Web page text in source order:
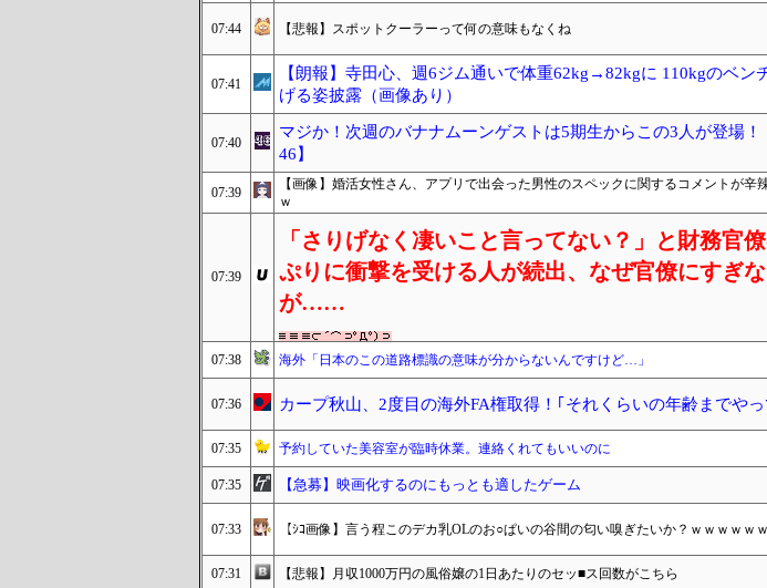
07:44 【悲報】スポットクーラーって何の意味もなくね
07:41
【朗報】寺田心、週6ジム通いで体重62kg→82kgに 110kgのベン
げる姿披露（画像あり）
07:40
マジか！次週のバナナムーンゲストは5期生からこの3人が登場！
46】
07:39
【画像】婚活女性さん、アプリで出会った男性のスペックに関するコメントが辛
ｗ
07:39
「さりげなく凄いこと言ってない？」と財務官
ぷりに衝撃を受ける人が続出、なぜ官僚にすぎ
が……
07:38 海外「日本のこの道路標識の意味が分からないんですけど…」
07:36 カープ秋山、2度目の海外FA権取得！｢それくらいの年齢までや
07:35 予約していた美容室が臨時休業。連絡くれてもいいのに
07:35 【急募】映画化するのにもっとも適したゲーム
07:33 【ｼｺ画像】言う程このデカ乳OLのお○ぱいの谷間の匂い嗅ぎたいか？ｗｗｗｗｗ
07:31 【悲報】月収1000万円の風俗嬢の1日あたりのセッ■ス回数がこちら